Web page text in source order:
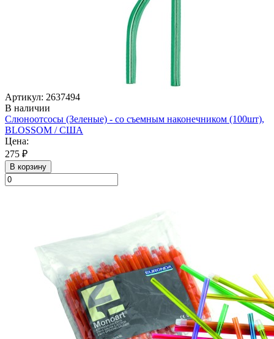
Артикул: 2637494
В наличии
Слюноотсосы (Зеленые) - со съемным наконечником (100шт),
BLOSSOM / США
Цена:
275 ₽
В корзину